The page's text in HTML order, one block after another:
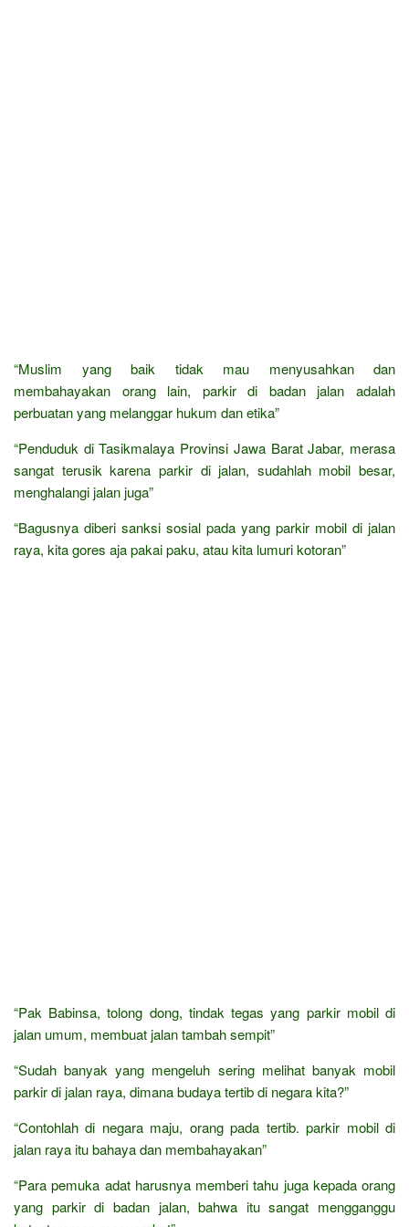
“Muslim yang baik tidak mau menyusahkan dan
membahayakan orang lain, parkir di badan jalan adalah
perbuatan yang melanggar hukum dan etika”
“Penduduk di Tasikmalaya Provinsi Jawa Barat Jabar, merasa
sangat terusik karena parkir di jalan, sudahlah mobil besar,
menghalangi jalan juga”
“Bagusnya diberi sanksi sosial pada yang parkir mobil di jalan
raya, kita gores aja pakai paku, atau kita lumuri kotoran”
“Pak Babinsa, tolong dong, tindak tegas yang parkir mobil di
jalan umum, membuat jalan tambah sempit”
“Sudah banyak yang mengeluh sering melihat banyak mobil
parkir di jalan raya, dimana budaya tertib di negara kita?”
“Contohlah di negara maju, orang pada tertib. parkir mobil di
jalan raya itu bahaya dan membahayakan”
“Para pemuka adat harusnya memberi tahu juga kepada orang
yang parkir di badan jalan, bahwa itu sangat mengganggu